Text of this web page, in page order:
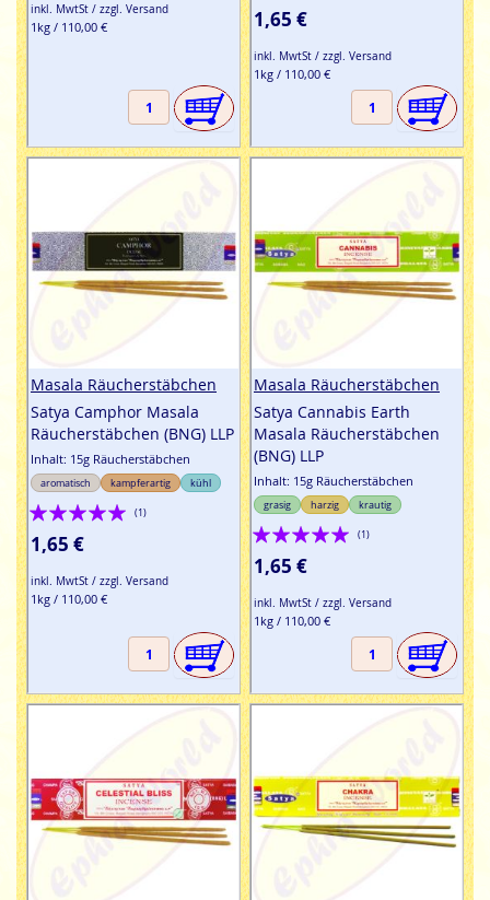
inkl. MwtSt / zzgl. Versand
1kg / 110,00 €
100%
1,65 €
inkl. MwtSt / zzgl. Versand
1kg / 110,00 €
Masala Räucherstäbchen
Satya Camphor Masala
Räucherstäbchen (BNG) LLP
Inhalt: 15g Räucherstäbchen
aromatisch kampferartig kühl
Bewertung:
100%
(1)
1,65 €
inkl. MwtSt / zzgl. Versand
1kg / 110,00 €
Masala Räucherstäbchen
Satya Cannabis Earth
Masala Räucherstäbchen
(BNG) LLP
Inhalt: 15g Räucherstäbchen
grasig harzig krautig
Bewertung:
100%
(1)
1,65 €
inkl. MwtSt / zzgl. Versand
1kg / 110,00 €